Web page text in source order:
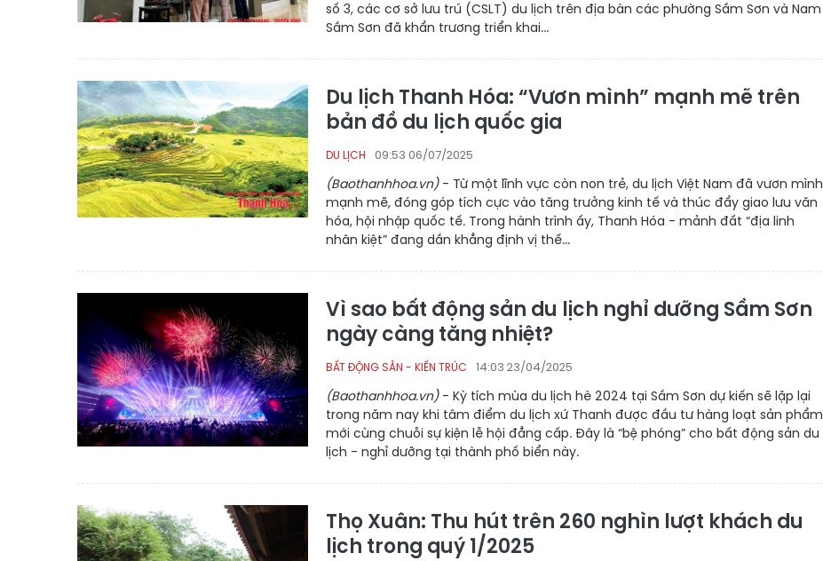
số 3, các cơ sở lưu trú (CSLT) du lịch trên địa bàn các phường Sầm Sơn và Nam
Sầm Sơn đã khẩn trương triển khai...
Du lịch Thanh Hóa: “Vươn mình” mạnh mẽ trên
bản đồ du lịch quốc gia
DU LỊCH 09:53 06/07/2025
(Baothanhhoa.vn)- Từ một lĩnh vực còn non trẻ, du lịch Việt Nam đã vươn mình
mạnh mẽ, đóng góp tích cực vào tăng trưởng kinh tế và thúc đẩy giao lưu văn
hóa, hội nhập quốc tế. Trong hành trình ấy, Thanh Hóa - mảnh đất “địa linh
nhân kiệt” đang dần khẳng định vị thế...
Vì sao bất động sản du lịch nghỉ dưỡng Sầm Sơn
ngày càng tăng nhiệt?
BẤT ĐỘNG SẢN - KIẾN TRÚC 14:03 23/04/2025
(Baothanhhoa.vn)- Kỳ tích mùa du lịch hè 2024 tại Sầm Sơn dự kiến sẽ lặp lại
trong năm nay khi tâm điểm du lịch xứ Thanh được đầu tư hàng loạt sản phẩm
mới cùng chuỗi sự kiện lễ hội đẳng cấp. Đây là “bệ phóng” cho bất động sản du
lịch - nghỉ dưỡng tại thành phố biển này.
Thọ Xuân: Thu hút trên 260 nghìn lượt khách du
lịch trong quý 1/2025